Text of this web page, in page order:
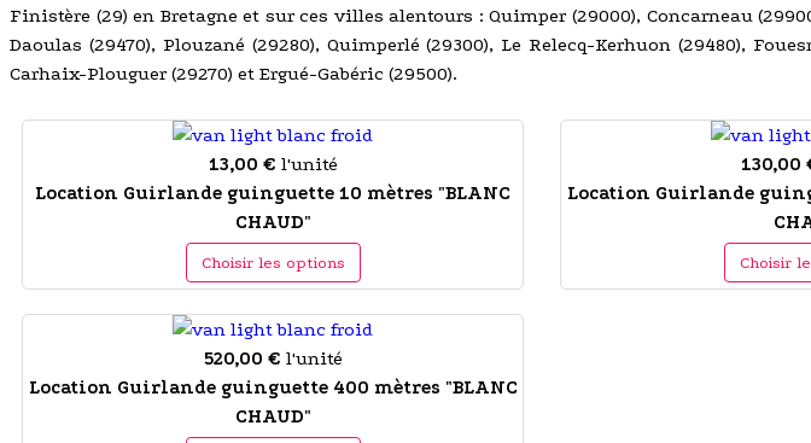
Finistère (29) en Bretagne et sur ces villes alentours : Quimper (29000), Concarneau
Daoulas (29470), Plouzané (29280), Quimperlé (29300), Le Relecq-Kerhuon (29480),
Carhaix-Plouguer (29270) et Ergué-Gabéric (29500).
13,00 € l'unité
Location Guirlande guinguette 10 mètres "BLANC
CHAUD"
Choisir les options
130,00
Location Guirlande
Choisir
520,00 € l'unité
Location Guirlande guinguette 400 mètres "BLANC
CHAUD"